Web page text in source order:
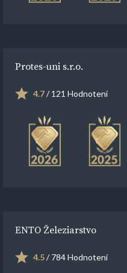
Protes-uni s.r.o.
4.7/ 121 Hodnotení
ENTO Železiarstvo
4.5/ 784 Hodnotení